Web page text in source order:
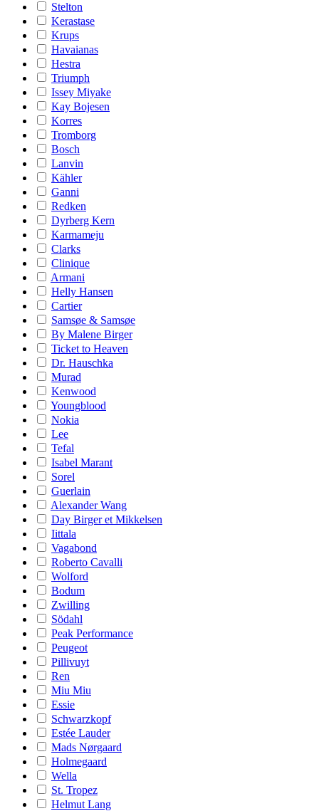
Stelton
Kerastase
Krups
Havaianas
Hestra
Triumph
Issey Miyake
Kay Bojesen
Korres
Tromborg
Bosch
Lanvin
Kähler
Ganni
Redken
Dyrberg Kern
Karmameju
Clarks
Clinique
Armani
Helly Hansen
Cartier
Samsøe & Samsøe
By Malene Birger
Ticket to Heaven
Dr. Hauschka
Murad
Kenwood
Youngblood
Nokia
Lee
Tefal
Isabel Marant
Sorel
Guerlain
Alexander Wang
Day Birger et Mikkelsen
Iittala
Vagabond
Roberto Cavalli
Wolford
Bodum
Zwilling
Södahl
Peak Performance
Peugeot
Pillivuyt
Ren
Miu Miu
Essie
Schwarzkopf
Estée Lauder
Mads Nørgaard
Holmegaard
Wella
St. Tropez
Helmut Lang